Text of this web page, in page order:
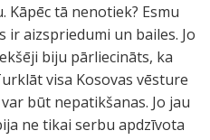
Kāpēc tā nenotiek? Esmu
ir aizspriedumi un bailes. Jo
biju pārliecināts, ka
visa Kosovas vēsture
būt nepatikšanas. Jo jau
ne tikai serbu apdzīvota